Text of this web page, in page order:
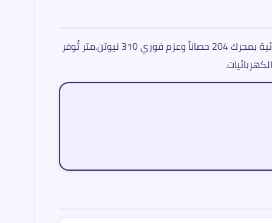
كايي E5 تُمثّل رهان علامة كايي على مستقبل الحركة الكهربائية بسعر في متناول الشريحة الواسعة. هذه السيدان الكهربائية بمحرك 204 حصاناً وعزم فوري 310 نيوتن.متر تُوفر